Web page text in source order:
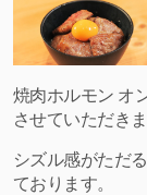
焼肉ホルモン オ
させていただきま
シズル感がただ
ております。